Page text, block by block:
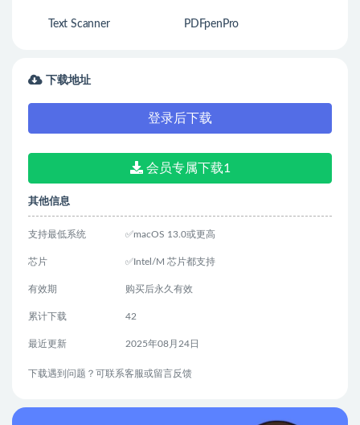
Text Scanner PDFpenPro
下载地址
登录后下载
会员专属下载1
其他信息
支持最低系统 ✅macOS 13.0或更高
芯片 ✅Intel/M 芯片都支持
有效期 购买后永久有效
累计下载 42
最近更新 2025年08月24日
下载遇到问题？可联系客服或留言反馈